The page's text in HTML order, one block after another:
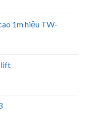
1m hiệu TW-